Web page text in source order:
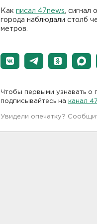
Как писал 47news , сигнал
города наблюдали столб
метров.
Чтобы первыми узнавать о
подписывайтесь на канал
Увидели опечатку?